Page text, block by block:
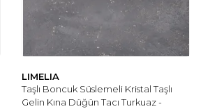
LIMELIA
Taşlı Boncuk Süslemeli Kristal Taşlı
Gelin Kına Düğün Tacı Turkuaz -